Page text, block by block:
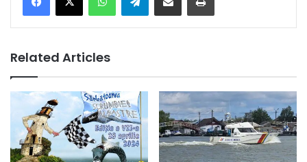
Related Articles